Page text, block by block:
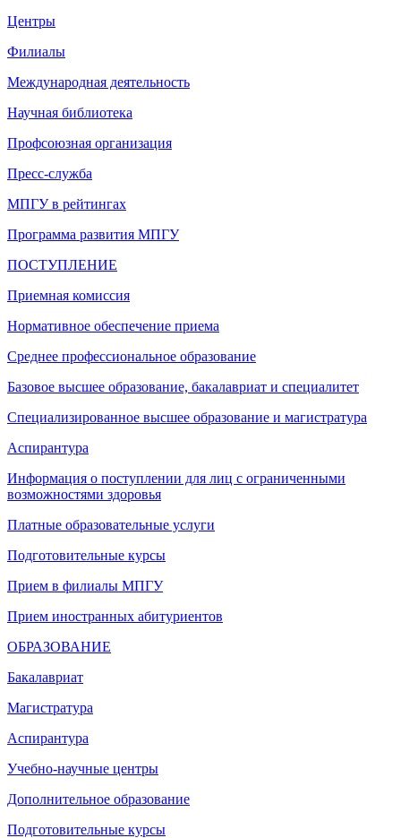
Центры
Филиалы
Международная деятельность
Научная библиотека
Профсоюзная организация
Пресс-служба
МПГУ в рейтингах
Программа развития МПГУ
ПОСТУПЛЕНИЕ
Приемная комиссия
Нормативное обеспечение приема
Среднее профессиональное образование
Базовое высшее образование, бакалавриат и специалитет
Специализированное высшее образование и магистратура
Аспирантура
Информация о поступлении для лиц с ограниченными
возможностями здоровья
Платные образовательные услуги
Подготовительные курсы
Прием в филиалы МПГУ
Прием иностранных абитуриентов
ОБРАЗОВАНИЕ
Бакалавриат
Магистратура
Аспирантура
Учебно-научные центры
Дополнительное образование
Подготовительные курсы